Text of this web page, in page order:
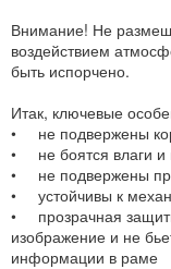
Внимание! Не
воздействием
быть испорчено.
Итак, ключевые
• не подвержены
• не боятся влаги и
• не подвержены
• устойчивы к
• прозрачная
изображение и не
информации в раме